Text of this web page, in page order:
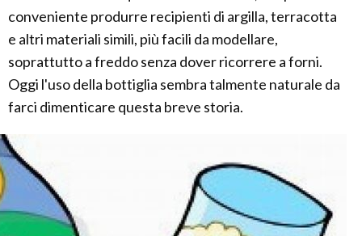
conveniente produrre recipienti di argilla, terracotta
e altri materiali simili, più facili da modellare,
soprattutto a freddo senza dover ricorrere a forni.
Oggi l'uso della bottiglia sembra talmente naturale da
farci dimenticare questa breve storia.